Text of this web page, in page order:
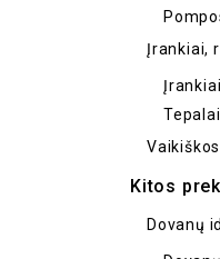
Įrankiai,
Tepalai
Kitos
Dovanų